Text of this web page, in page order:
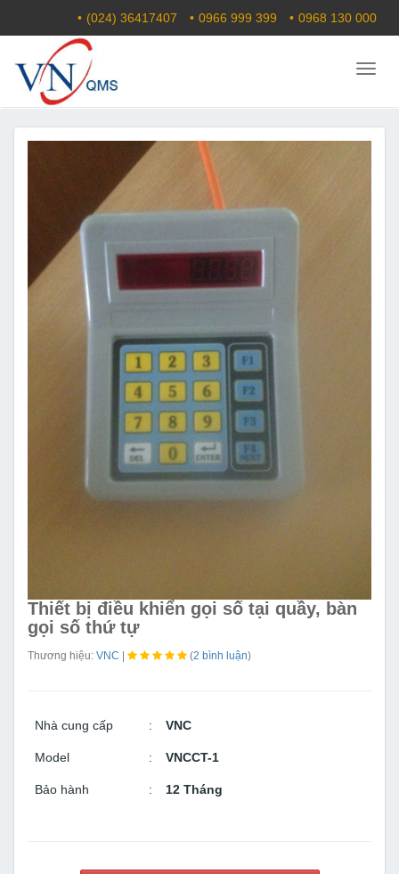
(024) 36417407 0966 999 399 0968 130 000
Menu
Thiết bị điều khiển gọi số tại quầy, bàn
gọi số thứ tự
Thương hiệu: VNC | (2 bình luận)
Nhà cung cấp VNC
Model VNCCT-1
Bảo hành 12 Tháng